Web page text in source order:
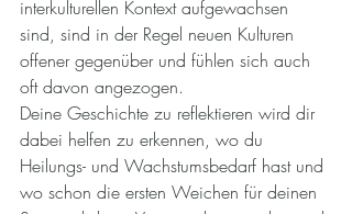
interkulturellen Kontext aufgewachsen
sind, sind in der Regel neuen Kulturen
offener gegenüber und fühlen sich auch
oft davon angezogen.
Deine Geschichte zu reflektieren wird dir
dabei helfen zu erkennen, wo du
Heilungs- und Wachstumsbedarf hast und
wo schon die ersten Weichen für deinen